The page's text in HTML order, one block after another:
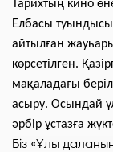
Тарихтың кино
Елбасы
айтылған
көрсетілген.
мақаладағы
асыру. Осындай
әрбір ұстазға
Біз «Ұлы